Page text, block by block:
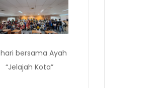
bersama Ayah
“Jelajah Kota”